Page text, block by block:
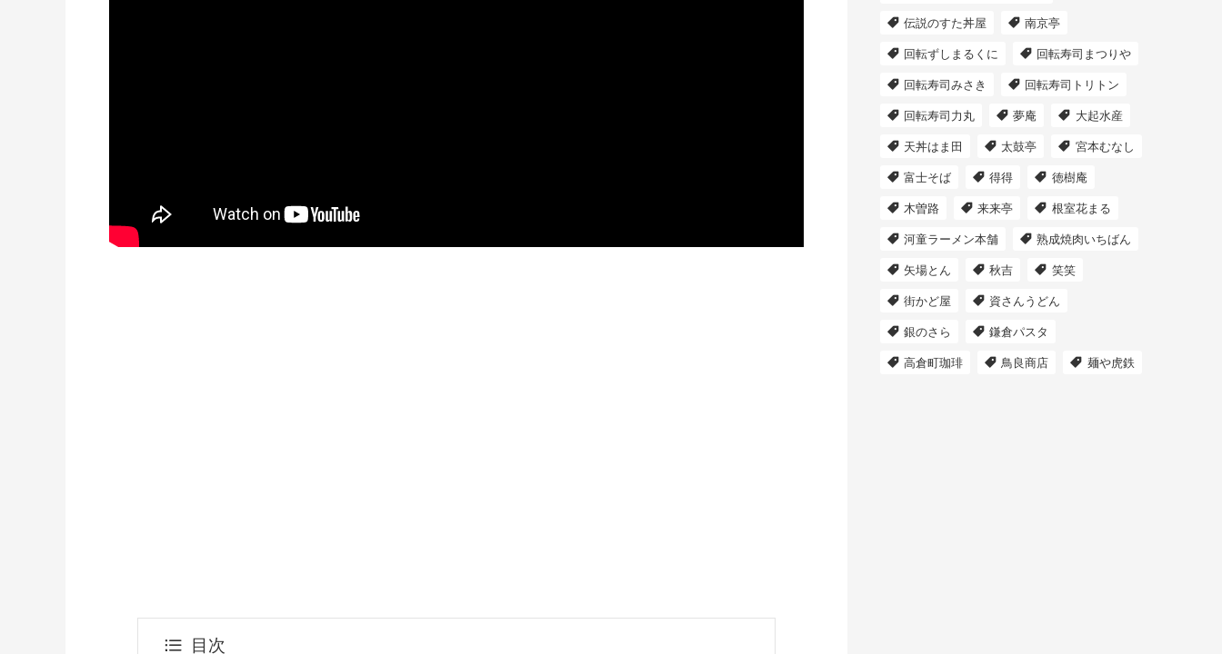
目次
伝説のすた丼屋 南京亭
回転ずしまるくに 回転寿司まつりや
回転寿司みさき 回転寿司トリトン
回転寿司力丸 夢庵 大起水産
天丼はま田 太鼓亭 宮本むなし
富士そば 得得 徳樹庵
木曽路 来来亭 根室花まる
河童ラーメン本舗 熟成焼肉いちばん
矢場とん 秋吉 笑笑
街かど屋 資さんうどん
銀のさら 鎌倉パスタ
高倉町珈琲 鳥良商店 麺や虎鉄